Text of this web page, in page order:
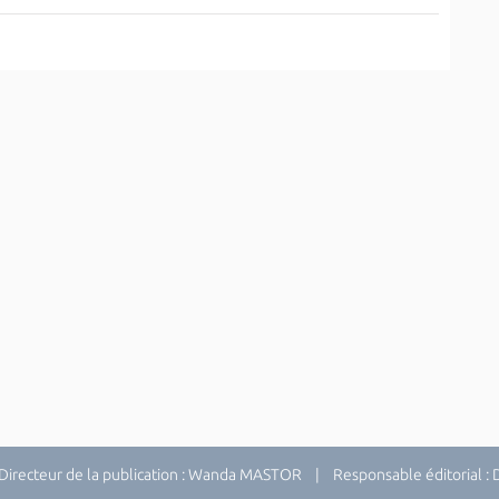
de la publication : Wanda MASTOR | Responsable éditorial :